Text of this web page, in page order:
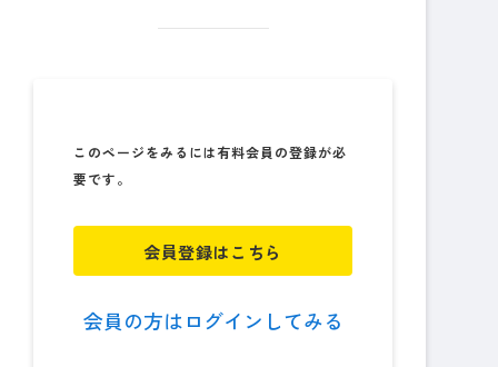
このページをみるには有料会員の登録が必
要です。
会員登録はこちら
会員の方はログインしてみる